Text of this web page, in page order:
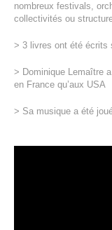
nombreux festivals,
collectivités ou
> 3 livres ont été écrits
> Dominique Lemaître
en France qu’aux USA
> Sa musique a été